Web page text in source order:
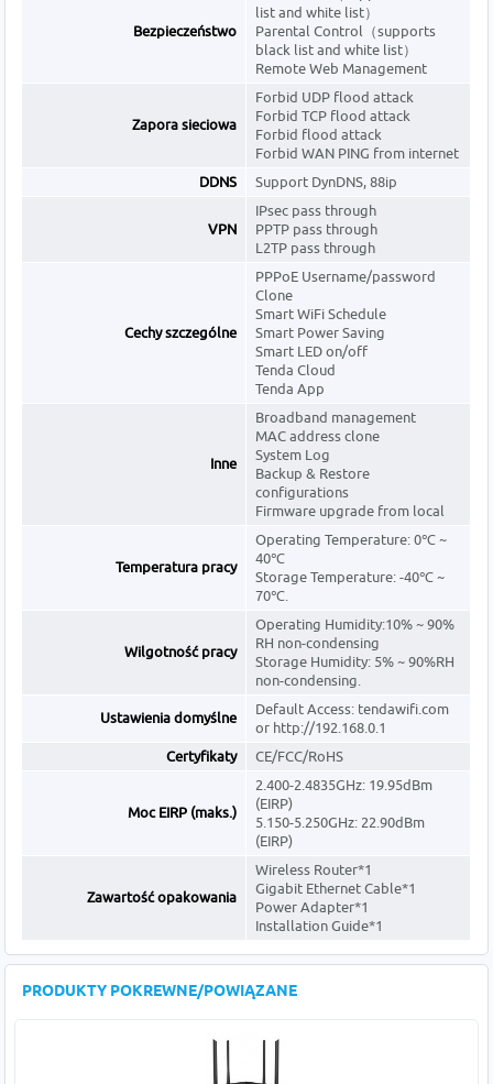
Bezpieczeństwo
list and white list）
Parental Control（supports
black list and white list）
Remote Web Management
Zapora sieciowa
Forbid UDP flood attack
Forbid TCP flood attack
Forbid flood attack
Forbid WAN PING from internet
DDNS
Support DynDNS, 88ip
VPN
IPsec pass through
PPTP pass through
L2TP pass through
Cechy szczególne
PPPoE Username/password
Clone
Smart WiFi Schedule
Smart Power Saving
Smart LED on/off
Tenda Cloud
Tenda App
Inne
Broadband management
MAC address clone
System Log
Backup & Restore
configurations
Firmware upgrade from local
Temperatura pracy
Operating Temperature: 0℃ ~
40℃
Storage Temperature: -40℃ ~
70℃.
Wilgotność pracy
Operating Humidity:10% ~ 90%
RH non-condensing
Storage Humidity: 5% ~ 90%RH
non-condensing.
Ustawienia domyślne
Default Access: tendawifi.com
or http://192.168.0.1
Certyfikaty
CE/FCC/RoHS
Moc EIRP (maks.)
2.400-2.4835GHz: 19.95dBm
(EIRP)
5.150-5.250GHz: 22.90dBm
(EIRP)
Zawartość opakowania
Wireless Router*1
Gigabit Ethernet Cable*1
Power Adapter*1
Installation Guide*1
PRODUKTY POKREWNE/POWIĄZANE